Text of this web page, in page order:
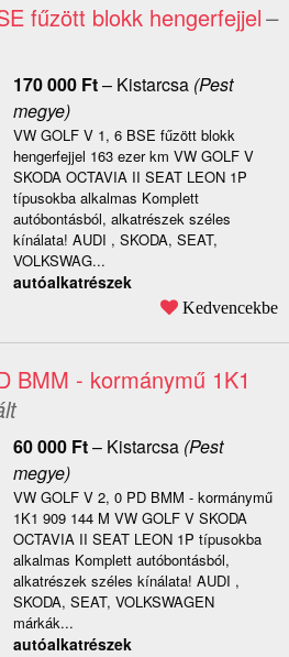
fűzött blokk hengerfejjel–
170 000 Ft– Kistarcsa(Pest
megye)
VW GOLF V 1, 6 BSE fűzött blokk
hengerfejjel 163 ezer km VW GOLF V
SKODA OCTAVIA II SEAT LEON 1P
típusokba alkalmas Komplett
autóbontásból, alkatrészek széles
kínálata! AUDI , SKODA, SEAT,
VOLKSWAG...
autóalkatrészek
Kedvencekbe
BMM - kormánymű 1K1
60 000 Ft– Kistarcsa(Pest
megye)
VW GOLF V 2, 0 PD BMM - kormánymű
1K1 909 144 M VW GOLF V SKODA
OCTAVIA II SEAT LEON 1P típusokba
alkalmas Komplett autóbontásból,
alkatrészek széles kínálata! AUDI ,
SKODA, SEAT, VOLKSWAGEN
márkák...
autóalkatrészek